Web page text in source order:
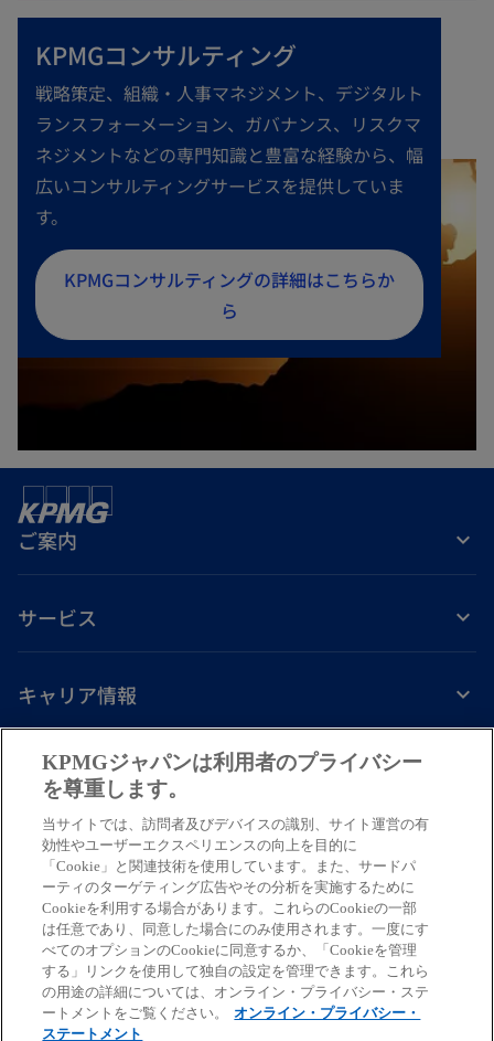
KPMGコンサルティング
戦略策定、組織・人事マネジメント、デジタルト
ランスフォーメーション、ガバナンス、リスクマ
ネジメントなどの専門知識と豊富な経験から、幅
広いコンサルティングサービスを提供していま
す。
KPMGコンサルティングの詳細はこちらか
ら
新
し
い
開
ご案内
サービス
キャリア情報
し
い
タ
ブ
で
開
く
新
し
タ
ブ
で
開
く
し
タ
ブ
で
開
く
し
タ
ブ
で
開
く
し
タ
ブ
で
開
く
免責事項プライバシーポリシー
© 2026 KPMG AZSA LLC, a limited liability audit corporation
incorporated under the Japanese Certified Public Accountants Law and
a member firm of the KPMG global organization of independent member
firms affiliated with KPMG International Limited, a private English
company limited by guarantee. All rights reserved. © 2026 KPMG Tax
Corporation, a tax corporation incorporated under the Japanese CPTA
Law and a member firm of the KPMG global organization of independent
member firms affiliated with KPMG International Limited, a private
KPMGジャパンは利用者のプライバシー
を尊重します。
当サイトでは、訪問者及びデバイスの識別、サイト運営の有
効性やユーザーエクスペリエンスの向上を目的に
「Cookie」と関連技術を使用しています。また、サードパ
ーティのターゲティング広告やその分析を実施するために
Cookieを利用する場合があります。これらのCookieの一部
は任意であり、同意した場合にのみ使用されます。一度にす
べてのオプションのCookieに同意するか、「Cookieを管理
する」リンクを使用して独自の設定を管理できます。これら
の用途の詳細については、オンライン・プライバシー・ステ
ートメントをご覧ください。
オンライン・プライバシー・
ステートメント